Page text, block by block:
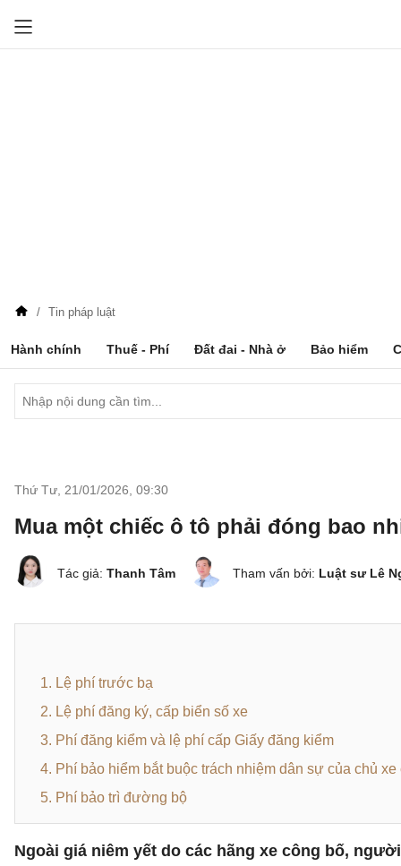
Tin pháp luật
Hành chính Thuế - Phí Đất đai - Nhà ở Bảo hiểm
Thứ Tư, 21/01/2026 09:30
Mua một chiếc ô tô phải đóng bao
Tác giả: Thanh Tâm Tham vấn bởi: Luật sư Lê
1. Lệ phí trước bạ
2. Lệ phí đăng ký, cấp biển số xe
3. Phí đăng kiểm và lệ phí cấp Giấy đăng kiểm
4. Phí bảo hiểm bắt buộc trách nhiệm dân sự của chủ
5. Phí bảo trì đường bộ
Ngoài giá niêm yết do các hãng xe công bố,